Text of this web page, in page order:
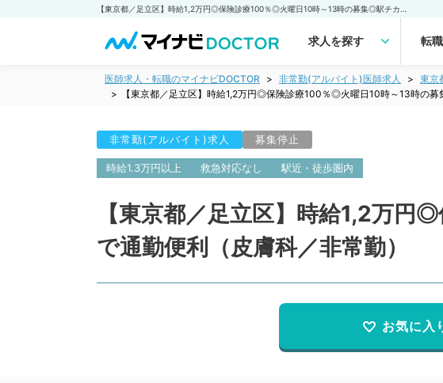
求人を探す 転
医師求人・転職のマイナビDOCTOR 非常勤(アルバイト)医師求人 東京
【東京都／足立区】時給1,2万円◎保険診療100％◎火曜日10時～13時の募
非常勤(アルバイト)求人 募集停止
時給1.3万円以上 救急対応なし 駅近・徒歩圏内
【東京都／足立区】時給1,2万
で通勤便利（皮膚科／非常勤）
お気に入